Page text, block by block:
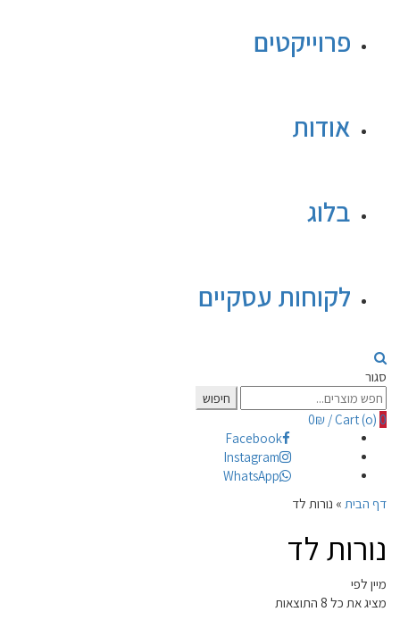
פרוייקטים
אודות
בלוג
לקוחות עסקיים
סגור
Search
for:
חיפוש
Cart (o) 0
/
0₪
Facebook
Instagram
WhatsApp
דף הבית » נורות לד
נורות לד
מיין לפי
מציג את כל 8 התוצאות